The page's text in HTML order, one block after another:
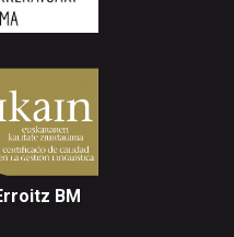
BM